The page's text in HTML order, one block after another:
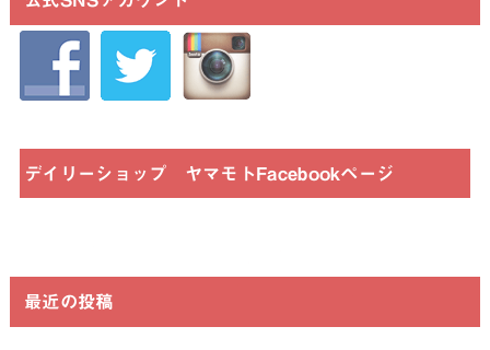
デイリーショップ ヤマモトFacebookページ
最近の投稿